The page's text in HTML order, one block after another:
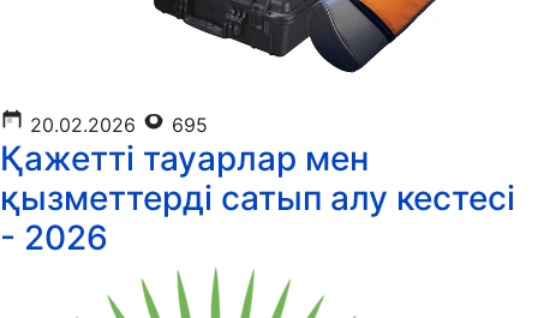
20.02.2026 695
Қажетті тауарлар мен
қызметтерді сатып алу кестесі
- 2026